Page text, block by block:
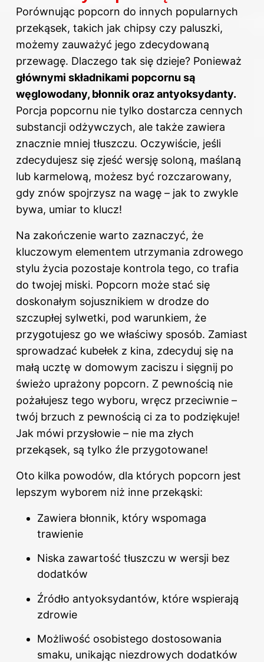
Porównując popcorn do innych popularnych
przekąsek, takich jak chipsy czy paluszki,
możemy zauważyć jego zdecydowaną
przewagę. Dlaczego tak się dzieje? Ponieważ
głównymi składnikami popcornu są
węglowodany, błonnik oraz antyoksydanty.
Porcja popcornu nie tylko dostarcza cennych
substancji odżywczych, ale także zawiera
znacznie mniej tłuszczu. Oczywiście, jeśli
zdecydujesz się zjeść wersję soloną, maślaną
lub karmelową, możesz być rozczarowany,
gdy znów spojrzysz na wagę – jak to zwykle
bywa, umiar to klucz!
Na zakończenie warto zaznaczyć, że
kluczowym elementem utrzymania zdrowego
stylu życia pozostaje kontrola tego, co trafia
do twojej miski. Popcorn może stać się
doskonałym sojusznikiem w drodze do
szczupłej sylwetki, pod warunkiem, że
przygotujesz go we właściwy sposób. Zamiast
sprowadzać kubełek z kina, zdecyduj się na
małą ucztę w domowym zaciszu i sięgnij po
świeżo uprażony popcorn. Z pewnością nie
pożałujesz tego wyboru, wręcz przeciwnie –
twój brzuch z pewnością ci za to podziękuje!
Jak mówi przysłowie – nie ma złych
przekąsek, są tylko źle przygotowane!
Oto kilka powodów, dla których popcorn jest
lepszym wyborem niż inne przekąski:
Zawiera błonnik, który wspomaga
trawienie
Niska zawartość tłuszczu w wersji bez
dodatków
Źródło antyoksydantów, które wspierają
zdrowie
Możliwość osobistego dostosowania
smaku, unikając niezdrowych dodatków